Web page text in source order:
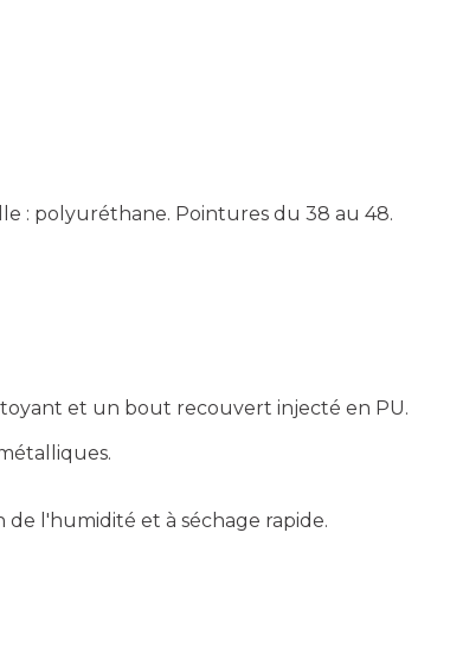
: polyuréthane. Pointures du 38 au 48.
et un bout recouvert injecté en PU.
l'humidité et à séchage rapide.